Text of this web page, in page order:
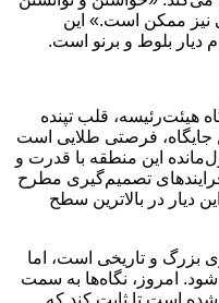
نیز ممکن است.» این
دیار بلوط و برنو است.
هیئت‌رئیسه، قلب تپنده
فرصتی طلایی است
این منطقه با قدرت و
تصمیم‌گیری مطرح
دیار در بالاترین سطح
بزرگ و تاریخی است، اما
امروز، نگاه‌ها به سمت
است تا ثابت کند که